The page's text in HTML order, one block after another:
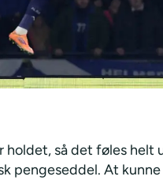
holdet, så det føles helt
pengeseddel. At